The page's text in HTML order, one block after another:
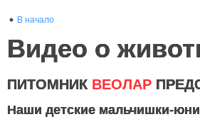
В начало
Видео о
ПИТОМНИК ВЕОЛАР
Наши детские мальчишки-